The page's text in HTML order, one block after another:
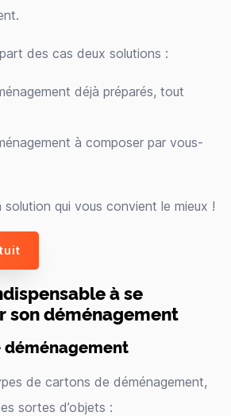
des cas deux solutions :
déjà préparés, tout
à composer par vous-
qui vous convient le mieux !
à se
son déménagement
déménagement
de cartons de déménagement,
sortes d’objets :